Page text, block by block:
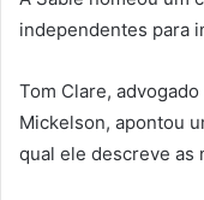
independentes para
Tom Clare,
Mickelson, apontou
qual ele descreve as